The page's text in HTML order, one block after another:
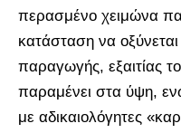
περασμένο χειμώνα
κατάσταση να
παραγωγής, εξαιτίας
παραμένει στα ύψη,
με αδικαιολόγητες